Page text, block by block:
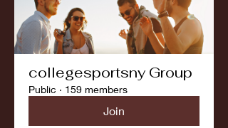
collegesportsny Group
Public · 159 members
Join